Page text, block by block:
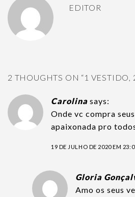
EDITOR
2 THOUGHTS ON “1 VESTIDO,
Carolina says:
Onde vc compra
apaixonada pro
19 DE JULHO DE 2020 EM
Gloria
Amo os seus